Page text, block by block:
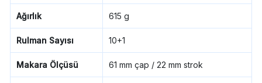
Ağırlık 615 g
Rulman Sayısı 10+1
Makara Ölçüsü 61 mm çap / 22 mm strok